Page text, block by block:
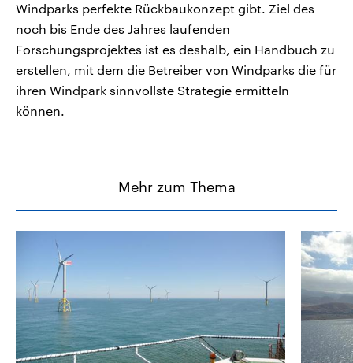
Windparks perfekte Rückbaukonzept gibt. Ziel des
noch bis Ende des Jahres laufenden
Forschungsprojektes ist es deshalb, ein Handbuch zu
erstellen, mit dem die Betreiber von Windparks die für
ihren Windpark sinnvollste Strategie ermitteln
können.
Mehr zum Thema